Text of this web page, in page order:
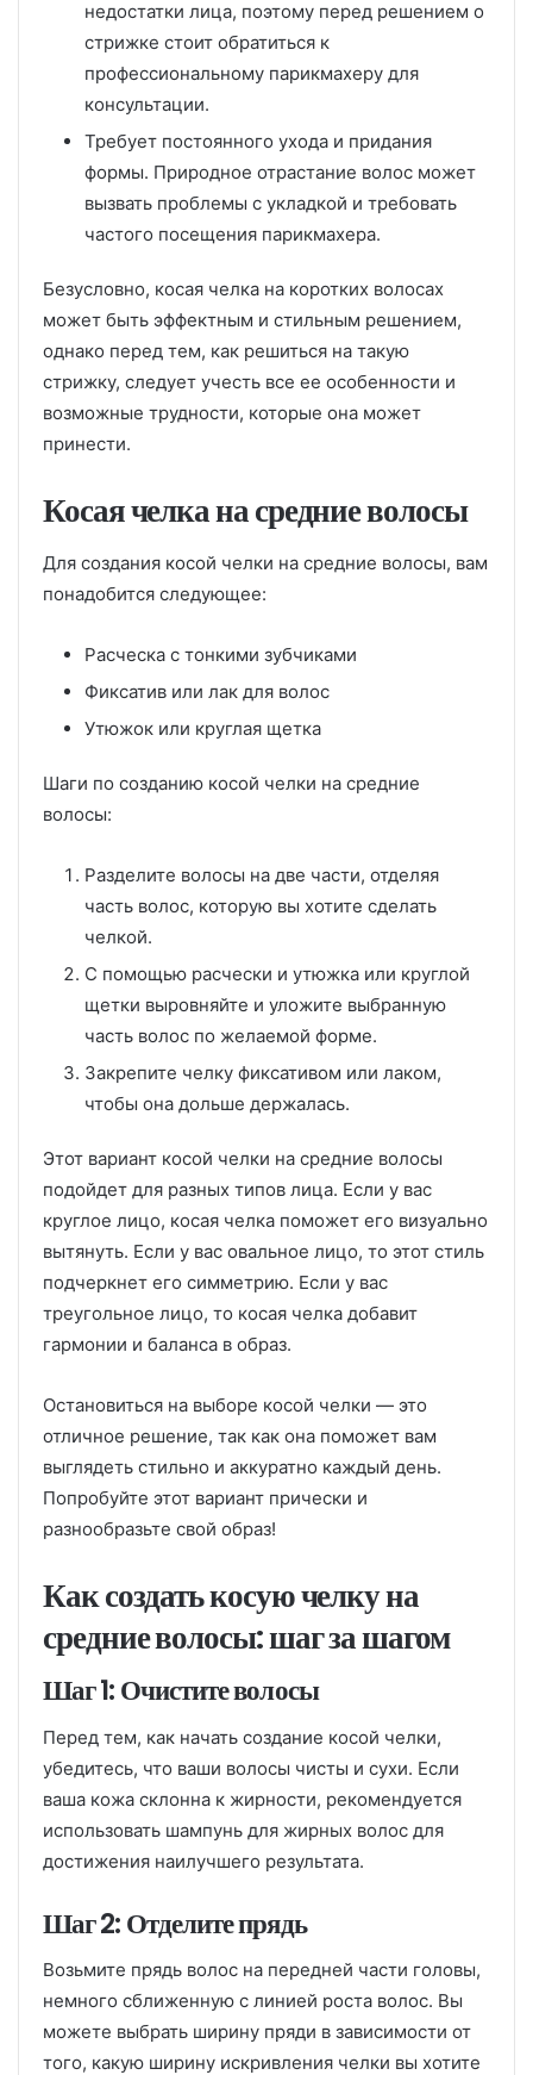
недостатки лица, поэтому перед решением о
стрижке стоит обратиться к
профессиональному парикмахеру для
консультации.
Требует постоянного ухода и придания
формы. Природное отрастание волос может
вызвать проблемы с укладкой и требовать
частого посещения парикмахера.
Безусловно, косая челка на коротких волосах
может быть эффектным и стильным решением,
однако перед тем, как решиться на такую
стрижку, следует учесть все ее особенности и
возможные трудности, которые она может
принести.
Косая челка на средние волосы
Для создания косой челки на средние волосы, вам
понадобится следующее:
Расческа с тонкими зубчиками
Фиксатив или лак для волос
Утюжок или круглая щетка
Шаги по созданию косой челки на средние
волосы:
Разделите волосы на две части, отделяя
часть волос, которую вы хотите сделать
челкой.
С помощью расчески и утюжка или круглой
щетки выровняйте и уложите выбранную
часть волос по желаемой форме.
Закрепите челку фиксативом или лаком,
чтобы она дольше держалась.
Этот вариант косой челки на средние волосы
подойдет для разных типов лица. Если у вас
круглое лицо, косая челка поможет его визуально
вытянуть. Если у вас овальное лицо, то этот стиль
подчеркнет его симметрию. Если у вас
треугольное лицо, то косая челка добавит
гармонии и баланса в образ.
Остановиться на выборе косой челки — это
отличное решение, так как она поможет вам
выглядеть стильно и аккуратно каждый день.
Попробуйте этот вариант прически и
разнообразьте свой образ!
Как создать косую челку на
средние волосы: шаг за шагом
Шаг 1: Очистите волосы
Перед тем, как начать создание косой челки,
убедитесь, что ваши волосы чисты и сухи. Если
ваша кожа склонна к жирности, рекомендуется
использовать шампунь для жирных волос для
достижения наилучшего результата.
Шаг 2: Отделите прядь
Возьмите прядь волос на передней части головы,
немного сближенную с линией роста волос. Вы
можете выбрать ширину пряди в зависимости от
того, какую ширину искривления челки вы хотите